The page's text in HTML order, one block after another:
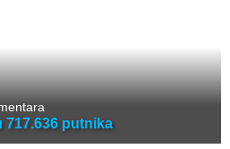
717.636 putnika